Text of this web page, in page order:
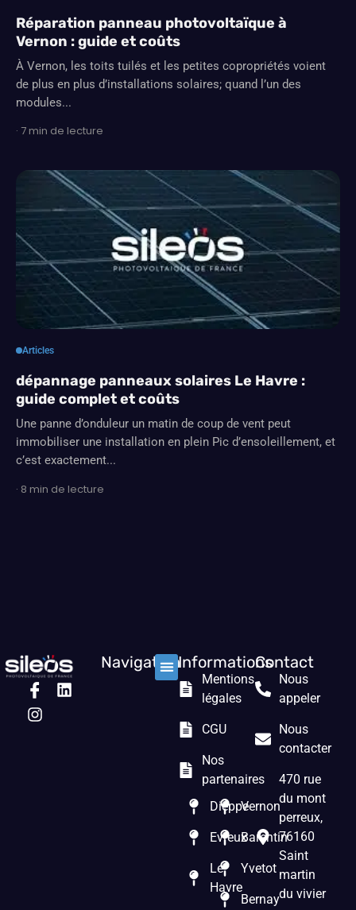
Réparation panneau photovoltaïque à
Vernon : guide et coûts
À Vernon, les toits tuilés et les petites copropriétés voient
de plus en plus d’installations solaires; quand l’un des
modules...
· 7 min de lecture
Articles
dépannage panneaux solaires Le Havre :
guide complet et coûts
Une panne d’onduleur un matin de coup de vent peut
immobiliser une installation en plein Pic d’ensoleillement, et
c’est exactement...
· 8 min de lecture
NavigationInformations
Mentions
légales
CGU
Nos
partenaires
Dieppe
Evreux
Le
Havre
Vernon
Barentin
Yvetot
Bernay
Contact
Nous
appeler
Nous
contacter
470 rue
du mont
perreux,
76160
Saint
martin
du vivier